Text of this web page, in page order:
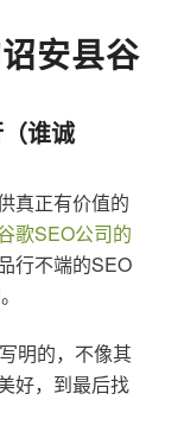
安县谷
谁诚
真正有价值的
歌SEO公司的
行不端的SEO
明的，不像其
好，到最后找